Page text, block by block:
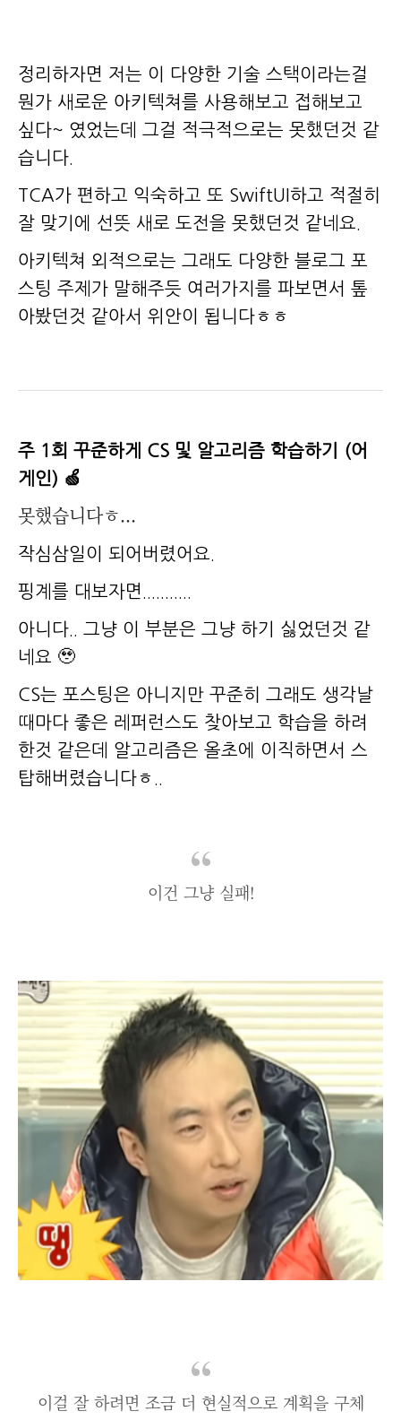
정리하자면 저는 이 다양한 기술 스택이라는걸
뭔가 새로운 아키텍쳐를 사용해보고 접해보고
싶다~ 였었는데 그걸 적극적으로는 못했던것 같
습니다.
TCA가 편하고 익숙하고 또 SwiftUI하고 적절히
잘 맞기에 선뜻 새로 도전을 못했던것 같네요.
아키텍쳐 외적으로는 그래도 다양한 블로그 포
스팅 주제가 말해주듯 여러가지를 파보면서 톺
아봤던것 같아서 위안이 됩니다ㅎㅎ
주 1회 꾸준하게 CS 및 알고리즘 학습하기 (어
게인) 🍏
못했습니다ㅎ...
작심삼일이 되어버렸어요.
핑계를 대보자면...........
아니다.. 그냥 이 부분은 그냥 하기 싫었던것 같
네요 🥹
CS는 포스팅은 아니지만 꾸준히 그래도 생각날
때마다 좋은 레퍼런스도 찾아보고 학습을 하려
한것 같은데 알고리즘은 올초에 이직하면서 스
탑해버렸습니다ㅎ..
이건 그냥 실패!
이걸 잘 하려면 조금 더 현실적으로 계획을 구체